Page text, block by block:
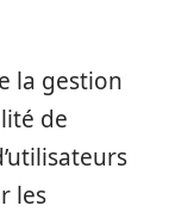
la gestion
de
les